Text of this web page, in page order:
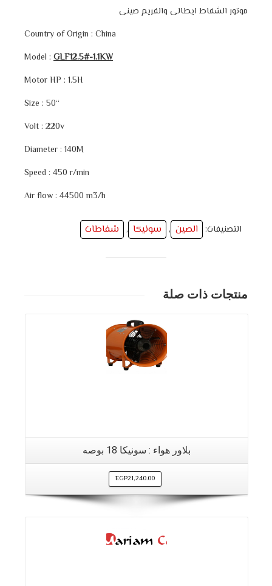
موتور الشفاط ايطالى والفريم صينى
Country of Origin : China
Model : GLF12.5#-1.1KW
Motor HP : 1.5H
“Size : 50
Volt : 220v
Diameter : 140M
Speed : 450 r/min
Air flow : 44500 m3/h
التصنيفات: الصين , سونيكا , شفاطات
منتجات ذات صلة
بلاور هواء : سونيكا 18 بوصه
EGP21,240.00